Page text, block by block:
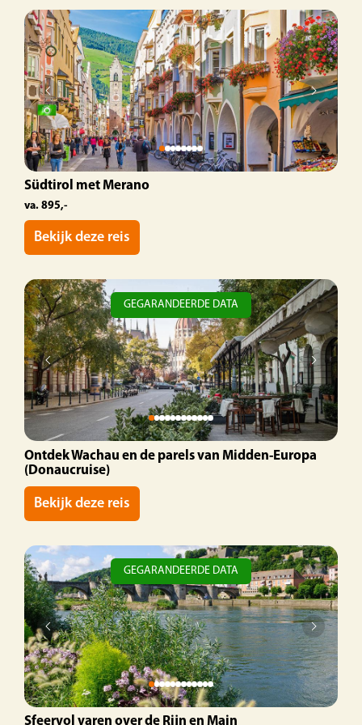
Südtirol met Merano
va. 895,-
Bekijk deze reis
GEGARANDEERDE DATA
Ontdek Wachau en de parels van Midden-Europa
(Donaucruise)
Bekijk deze reis
GEGARANDEERDE DATA
Sfeervol varen over de Rijn en Main